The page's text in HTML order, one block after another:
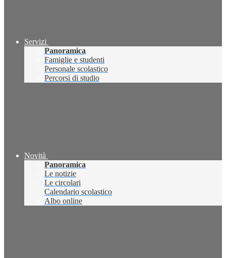
Servizi
Panoramica
Famiglie e studenti
Personale scolastico
Percorsi di studio
Novità
Panoramica
Le notizie
Le circolari
Calendario scolastico
Albo online